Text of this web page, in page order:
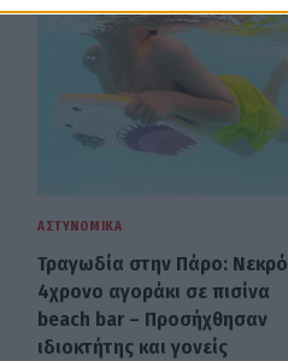
ΑΣΤΥΝΟΜΙΚΆ
Τραγωδία στην Πάρο: Νεκρό
4χρονο αγοράκι σε πισίνα
beach bar – Προσήχθησαν
ιδιοκτήτης και γονείς